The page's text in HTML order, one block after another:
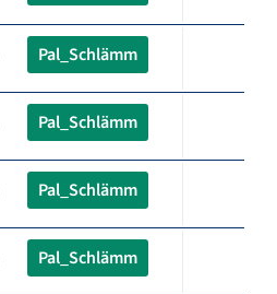
Pal_Schlämm
Pal_Schlämm
Pal_Schlämm
Pal_Schlämm